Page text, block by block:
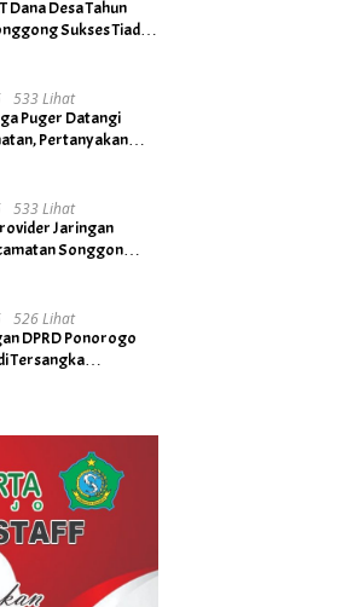
Dana Desa Tahun
Sukses Tiada
533 Lihat
Puger Datangi
Pertanyakan
533 Lihat
Jaringan
Songgon
526 Lihat
DPRD Ponorogo
Tersangka